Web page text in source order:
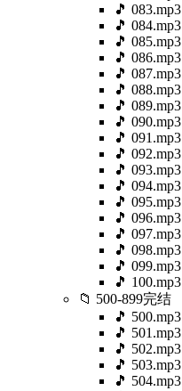
🎵 083.mp3
🎵 084.mp3
🎵 085.mp3
🎵 086.mp3
🎵 087.mp3
🎵 088.mp3
🎵 089.mp3
🎵 090.mp3
🎵 091.mp3
🎵 092.mp3
🎵 093.mp3
🎵 094.mp3
🎵 095.mp3
🎵 096.mp3
🎵 097.mp3
🎵 098.mp3
🎵 099.mp3
🎵 100.mp3
📁 500-899完结
🎵 500.mp3
🎵 501.mp3
🎵 502.mp3
🎵 503.mp3
🎵 504.mp3